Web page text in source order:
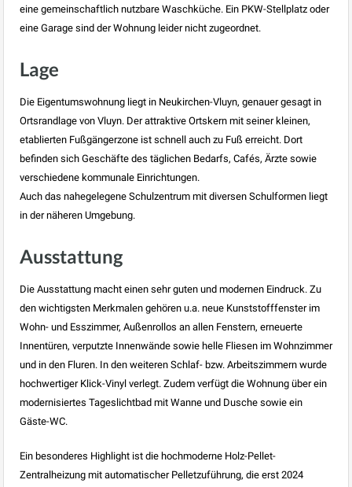
eine gemeinschaftlich nutzbare Waschküche. Ein PKW-Stellplatz oder
eine Garage sind der Wohnung leider nicht zugeordnet.
Lage
Die Eigentumswohnung liegt in Neukirchen-Vluyn, genauer gesagt in
Ortsrandlage von Vluyn. Der attraktive Ortskern mit seiner kleinen,
etablierten Fußgängerzone ist schnell auch zu Fuß erreicht. Dort
befinden sich Geschäfte des täglichen Bedarfs, Cafés, Ärzte sowie
verschiedene kommunale Einrichtungen.
Auch das nahegelegene Schulzentrum mit diversen Schulformen liegt
in der näheren Umgebung.
Ausstattung
Die Ausstattung macht einen sehr guten und modernen Eindruck. Zu
den wichtigsten Merkmalen gehören u.a. neue Kunststofffenster im
Wohn- und Esszimmer, Außenrollos an allen Fenstern, erneuerte
Innentüren, verputzte Innenwände sowie helle Fliesen im Wohnzimmer
und in den Fluren. In den weiteren Schlaf- bzw. Arbeitszimmern wurde
hochwertiger Klick-Vinyl verlegt. Zudem verfügt die Wohnung über ein
modernisiertes Tageslichtbad mit Wanne und Dusche sowie ein
Gäste-WC.
Ein besonderes Highlight ist die hochmoderne Holz-Pellet-
Zentralheizung mit automatischer Pelletzuführung, die erst 2024